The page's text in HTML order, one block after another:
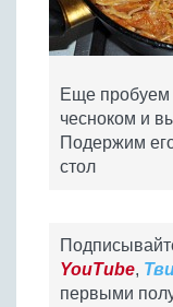
Еще пробуем
чесноком и
Подержим
стол
YouTube,
первыми